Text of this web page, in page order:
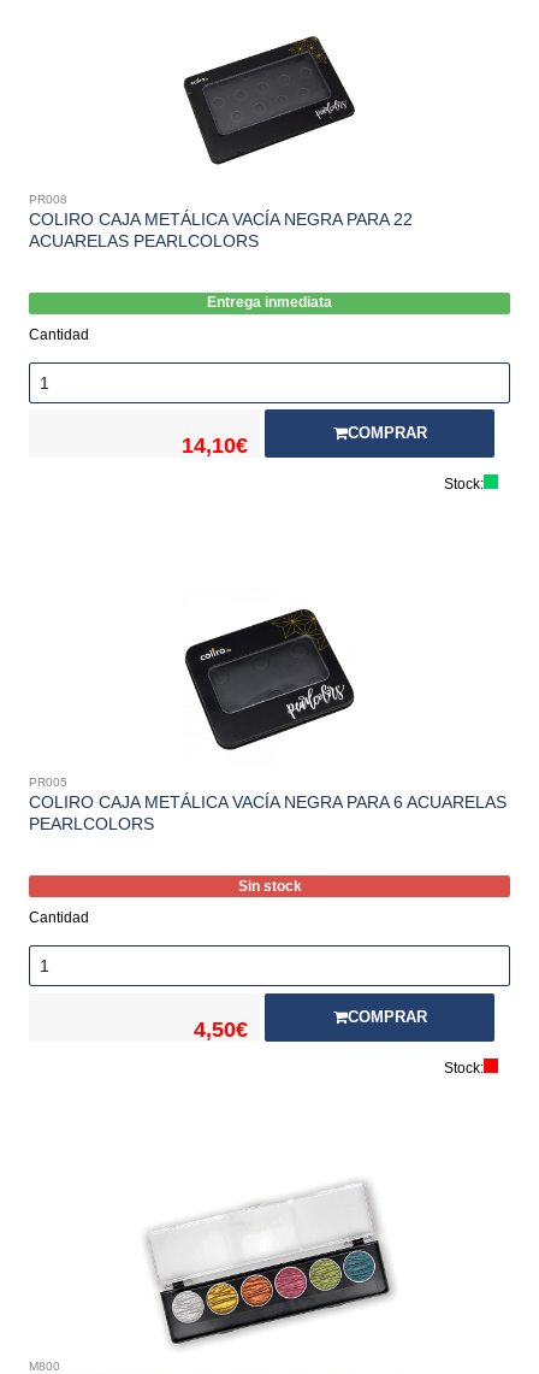
PR008
COLIRO CAJA METÁLICA VACÍA NEGRA PARA 22
ACUARELAS PEARLCOLORS
Entrega inmediata
Cantidad
14,10€
COMPRAR
Stock:
PR005
COLIRO CAJA METÁLICA VACÍA NEGRA PARA 6 ACUARELAS
PEARLCOLORS
Sin stock
Cantidad
4,50€
COMPRAR
Stock:
M800